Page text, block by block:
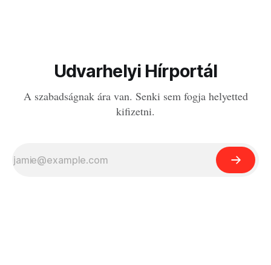
Udvarhelyi Hírportál
A szabadságnak ára van. Senki sem fogja helyetted
kifizetni.